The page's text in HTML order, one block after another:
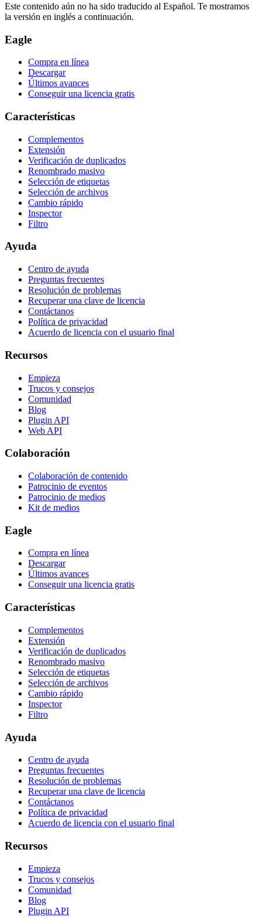
Este contenido aún no ha sido traducido al Español. Te mostramos
la versión en inglés a continuación.
Eagle
Compra en línea
Descargar
Últimos avances
Conseguir una licencia gratis
Características
Complementos
Extensión
Verificación de duplicados
Renombrado masivo
Selección de etiquetas
Selección de archivos
Cambio rápido
Inspector
Filtro
Ayuda
Centro de ayuda
Preguntas frecuentes
Resolución de problemas
Recuperar una clave de licencia
Contáctanos
Política de privacidad
Acuerdo de licencia con el usuario final
Recursos
Empieza
Trucos y consejos
Comunidad
Blog
Plugin API
Web API
Colaboración
Colaboración de contenido
Patrocinio de eventos
Patrocinio de medios
Kit de medios
Eagle
Compra en línea
Descargar
Últimos avances
Conseguir una licencia gratis
Características
Complementos
Extensión
Verificación de duplicados
Renombrado masivo
Selección de etiquetas
Selección de archivos
Cambio rápido
Inspector
Filtro
Ayuda
Centro de ayuda
Preguntas frecuentes
Resolución de problemas
Recuperar una clave de licencia
Contáctanos
Política de privacidad
Acuerdo de licencia con el usuario final
Recursos
Empieza
Trucos y consejos
Comunidad
Blog
Plugin API